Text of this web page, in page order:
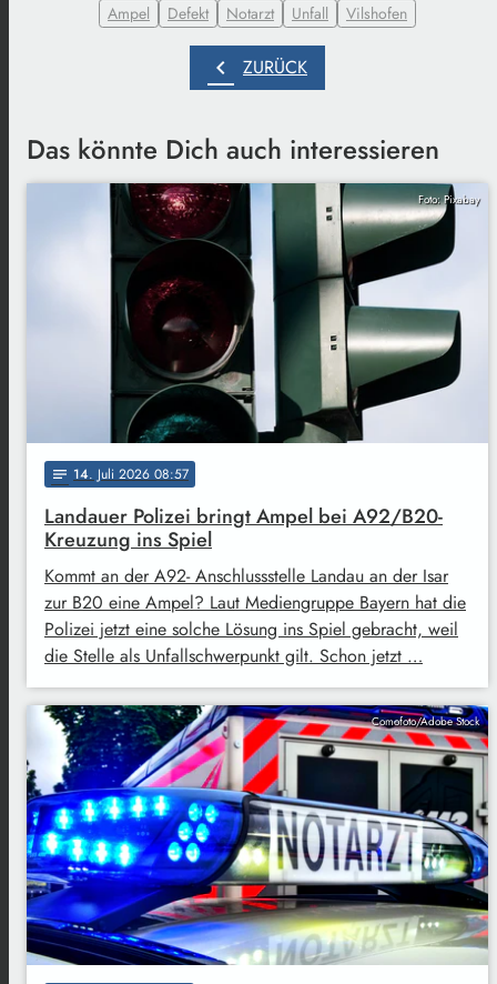
Ampel Defekt Notarzt Unfall Vilshofen
chevron_left ZURÜCK
Das könnte Dich auch interessieren
Foto: Pixabay
notes 14. Juli 2026 08:57
Landauer Polizei bringt Ampel bei A92/B20-
Kreuzung ins Spiel
Kommt an der A92- Anschlussstelle Landau an der Isar
zur B20 eine Ampel? Laut Mediengruppe Bayern hat die
Polizei jetzt eine solche Lösung ins Spiel gebracht, weil
die Stelle als Unfallschwerpunkt gilt. Schon jetzt …
Comofoto/Adobe Stock